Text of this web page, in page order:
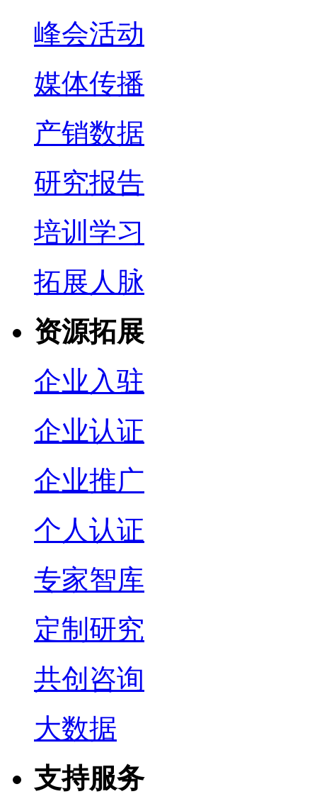
峰会活动
媒体传播
产销数据
研究报告
培训学习
拓展人脉
资源拓展
企业入驻
企业认证
企业推广
个人认证
专家智库
定制研究
共创咨询
大数据
支持服务